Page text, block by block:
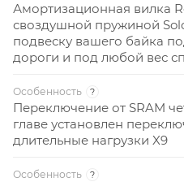
Амортизационная вилка
своздушной пружиной
подвеску вашего байка
дороги и под любой вес
Особенность ?
Переключение от SRAM
главе установлен
длительные нагрузки X9
Особенность ?